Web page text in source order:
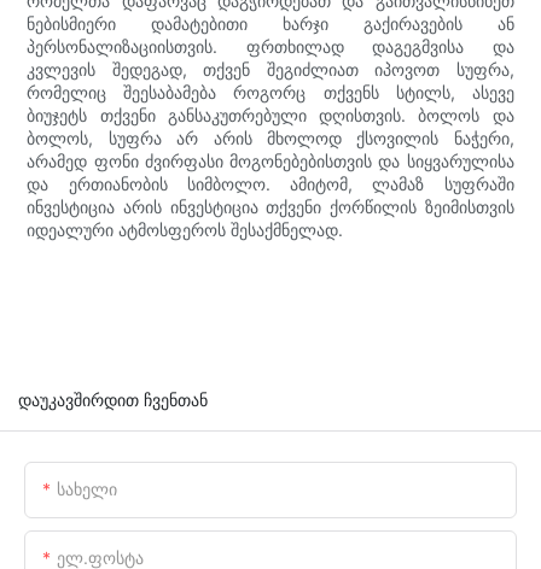
ნებისმიერი დამატებითი ხარჯი გაქირავების ან
პერსონალიზაციისთვის. ფრთხილად დაგეგმვისა და
კვლევის შედეგად, თქვენ შეგიძლიათ იპოვოთ სუფრა,
რომელიც შეესაბამება როგორც თქვენს სტილს, ასევე
ბიუჯეტს თქვენი განსაკუთრებული დღისთვის. ბოლოს და
ბოლოს, სუფრა არ არის მხოლოდ ქსოვილის ნაჭერი,
არამედ ფონი ძვირფასი მოგონებებისთვის და სიყვარულისა
და ერთიანობის სიმბოლო. ამიტომ, ლამაზ სუფრაში
ინვესტიცია არის ინვესტიცია თქვენი ქორწილის ზეიმისთვის
იდეალური ატმოსფეროს შესაქმნელად.
დაუკავშირდით ჩვენთან
Სახელი
Ელ.ფოსტა